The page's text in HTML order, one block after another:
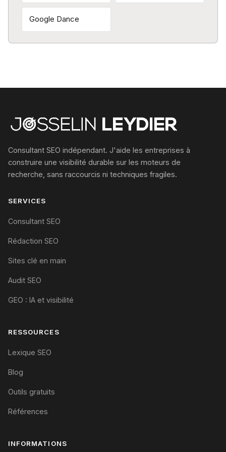
Google Dance
Consultant SEO indépendant. J'aide les entreprises à
construire une visibilité durable sur les moteurs de
recherche, sans raccourcis ni techniques fragiles.
SERVICES
Consultant SEO
Rédaction SEO
Sites clé en main
Audit SEO
GEO : IA et visibilité
RESSOURCES
Lexique SEO
Blog
Outils gratuits
Références
INFORMATIONS